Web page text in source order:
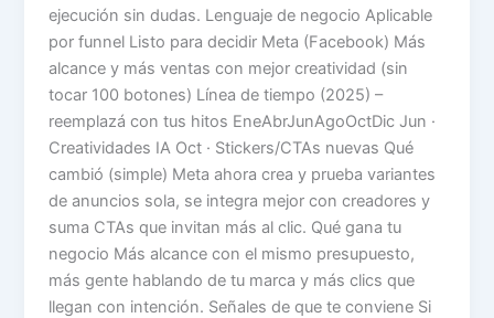
ejecución sin dudas. Lenguaje de negocio Aplicable
por funnel Listo para decidir Meta (Facebook) Más
alcance y más ventas con mejor creatividad (sin
tocar 100 botones) Línea de tiempo (2025) –
reemplazá con tus hitos EneAbrJunAgoOctDic Jun ·
Creatividades IA Oct · Stickers/CTAs nuevas Qué
cambió (simple) Meta ahora crea y prueba variantes
de anuncios sola, se integra mejor con creadores y
suma CTAs que invitan más al clic. Qué gana tu
negocio Más alcance con el mismo presupuesto,
más gente hablando de tu marca y más clics que
llegan con intención. Señales de que te conviene Si